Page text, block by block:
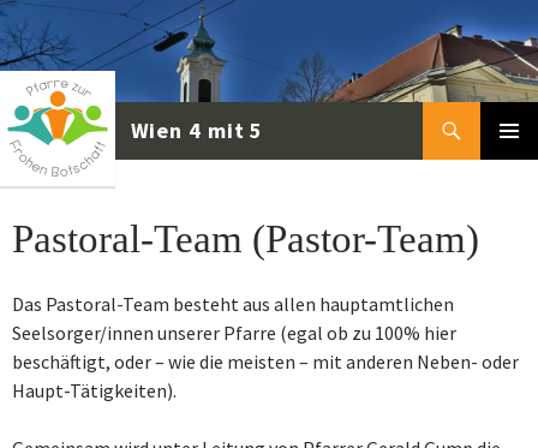
Zum
Inhalt
springen
Suchen
Pastoral-Team (Pastor-Team)
Das Pastoral-Team besteht aus allen hauptamtlichen
Seelsorger/innen unserer Pfarre (egal ob zu 100% hier
beschäftigt, oder – wie die meisten – mit anderen Neben- oder
Haupt-Tätigkeiten).